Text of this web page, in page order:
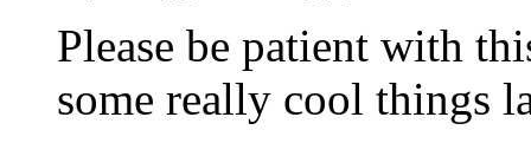
Please be patient with
some really cool things